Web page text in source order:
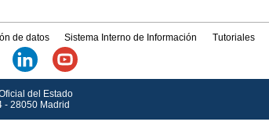
de datos Sistema Interno de Información Tutoriales
del Estado
- 28050 Madrid